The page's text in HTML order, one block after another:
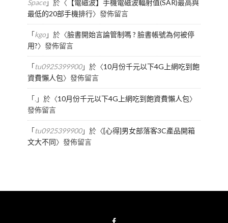
Space」於〈 【電磁波】手機電磁波輻射值(SAR)最高與
最低的20部手機排行〉發佈留言
「kgo」於〈臉書開始言論管制嗎 ? 臉書帳號為何被停
用?〉發佈留言
「tu0925399900」於〈10月份千元以下4G上網吃到飽
資費懶人包〉發佈留言
「.」於〈10月份千元以下4G上網吃到飽資費懶人包〉
發佈留言
「tu0925399900」於〈[心得]男女部落客3C產品開箱
文大不同〉發佈留言